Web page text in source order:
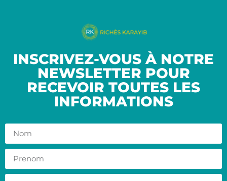
INSCRIVEZ-VOUS À NOTRE
NEWSLETTER POUR
RECEVOIR TOUTES LES
INFORMATIONS